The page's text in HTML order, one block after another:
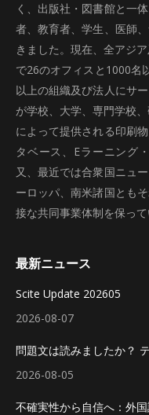
く、出版社・図書館と一
者、教育者、学生、医師
きました。現在、全アジ
で26のオフィスと1000名
以上の組織及び法人にサ
が学校、大学、専門学校
によって提供される印刷
タベース、Eラーニング
又、最近では合衆国ニュ
ーロッパ、南米諸国とも
接な共同事業体制を保って
最新ニュース
Scite Update 202605
2026-08-07
問題文は読みましたか？
2026-08-05
不確実性から自信へ：外